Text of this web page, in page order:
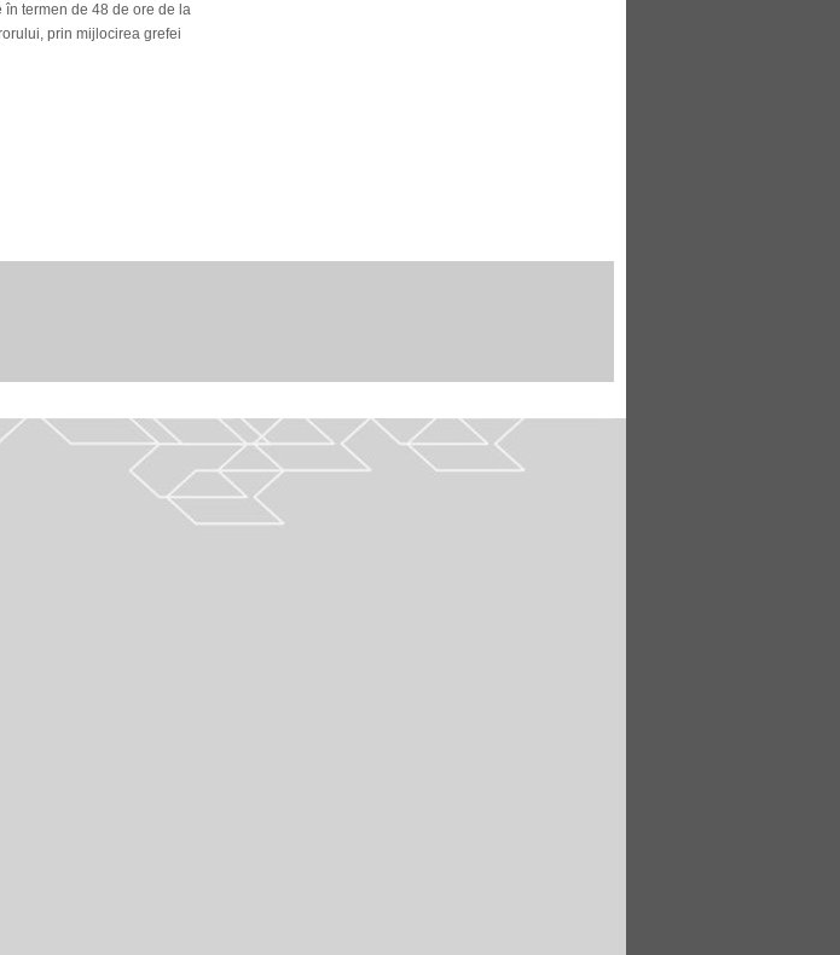
termen de 48 de ore de la
prin mijlocirea grefei